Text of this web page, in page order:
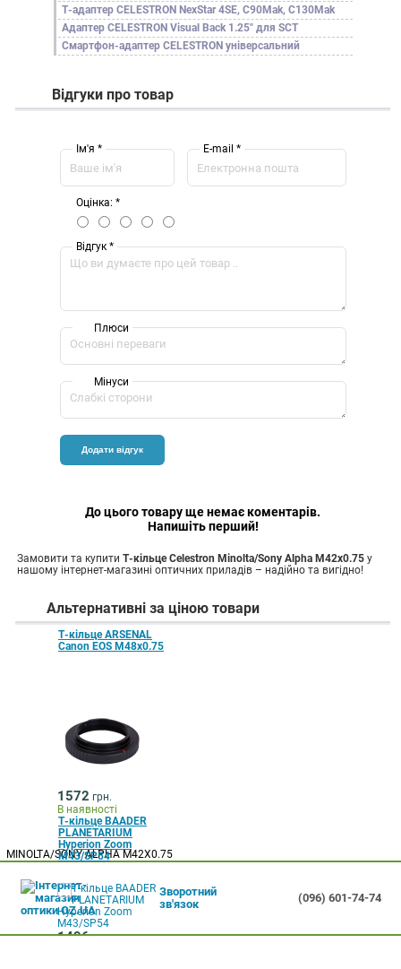
Т-адаптер CELESTRON NexStar 4SE, C90Mak, C130Mak
Адаптер CELESTRON Visual Back 1.25" для SCT
Смартфон-адаптер CELESTRON універсальний
Відгуки про товар
Ім'я * E-mail *
Оцінка: *
Відгук *
Плюси
Мінуси
До цього товару ще немає коментарів.
Напишіть перший!
Замовити та купити Т-кільце Celestron Minolta/Sony Alpha М42x0.75 у
нашому інтернет-магазині оптичних приладів – надійно та вигідно!
Альтернативні за ціною товари
Т-кільце ARSENAL
Canon EOS М48x0.75
1572 грн.
В наявності
Т-кільце BAADER
PLANETARIUM
Hyperion Zoom
M43/SP54
1496 грн.
MINOLTA/SONY ALPHA М42X0.75
Зворотний
зв'язок
(096) 601-74-74